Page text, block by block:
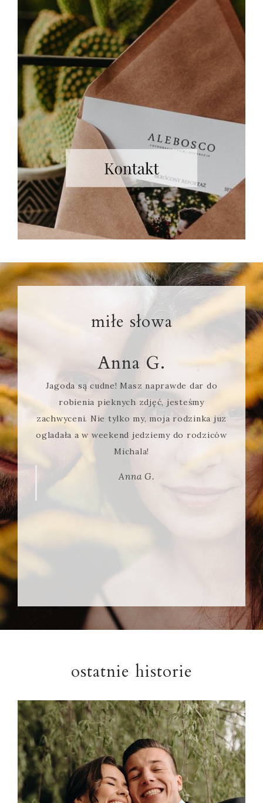
miłe słowa
Anna G.
Jagoda są cudne! Masz naprawde dar do
robienia pieknych zdjęć, jesteśmy
zachwyceni. Nie tylko my, moja rodzinka juz
ogladała a w weekend jedziemy do rodziców
Michala!
Anna G.
ostatnie historie